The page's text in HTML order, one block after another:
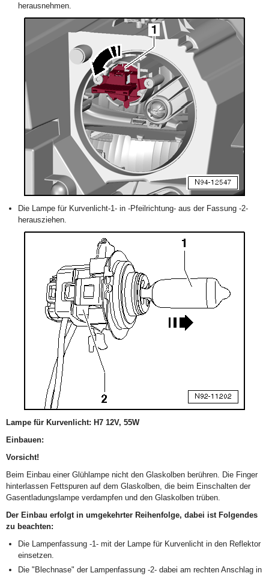
herausnehmen.
Die Lampe für Kurvenlicht-1- in -Pfeilrichtung- aus der Fassung -2-
herausziehen.
Lampe für Kurvenlicht: H7 12V, 55W
Einbauen:
Vorsicht!
Beim Einbau einer Glühlampe nicht den Glaskolben berühren. Die Finger
hinterlassen Fettspuren auf dem Glaskolben, die beim Einschalten der
Gasentladungslampe verdampfen und den Glaskolben trüben.
Der Einbau erfolgt in umgekehrter Reihenfolge, dabei ist Folgendes
zu beachten:
Die Lampenfassung -1- mit der Lampe für Kurvenlicht in den Reflektor
einsetzen.
Die "Blechnase" der Lampenfassung -2- dabei am rechten Anschlag in